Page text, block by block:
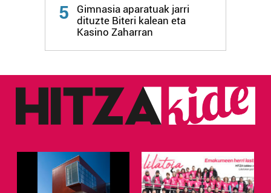
fitxategiak erabiltzen ditu. Zure esperientzia eta
zerbitzuak hobetzeko asmoz, cookie teknologiaz
irakurri
5
Gimnasia aparatuak jarri
dituzte Biteri kalean eta
Kasino Zaharran